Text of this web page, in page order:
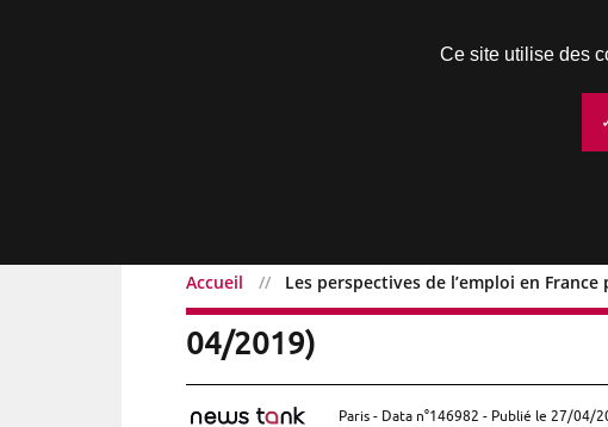
Accueil Les perspectives de l’emploi en France
Les perspectives de l’emploi
04/2019)
Paris - Data n°146982 - Publié le 27/04/
Ce site utilise des